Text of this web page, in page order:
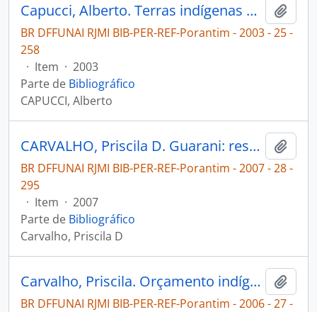
Capucci, Alberto. Terras indígenas no Mato Grosso do Sul: muitas lutas, poucas conquistas!? [Porantim]
BR DFFUNAI RJMI BIB-PER-REF-Porantim - 2003 - 25 -
258
· Item · 2003
Parte de Bibliográfico
CAPUCCI, Alberto
CARVALHO, Priscila D. Guarani: respeito nas fronteiras e demarcação de terra [Porantim]
BR DFFUNAI RJMI BIB-PER-REF-Porantim - 2007 - 28 -
295
· Item · 2007
Parte de Bibliográfico
Carvalho, Priscila D
Carvalho, Priscila. Orçamento indígenista cresce, mas dinheiro para demarcações diminui [Porantim]
BR DFFUNAI RJMI BIB-PER-REF-Porantim - 2006 - 27 -